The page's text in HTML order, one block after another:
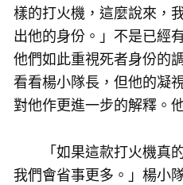
樣的打火機，這麼說來，
出他的身份。」不是已經
他們如此重視死者身份的
看看楊小隊長，但他的凝
對他作更進一步的解釋。
「如果這款打火機真的
我們會省事更多。」楊小